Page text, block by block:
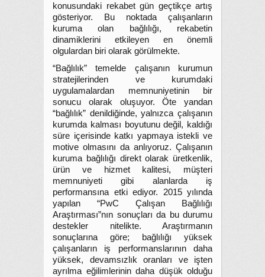
konusundaki rekabet gün geçtikçe artış
gösteriyor. Bu noktada çalışanların
kuruma olan bağlılığı, rekabetin
dinamiklerini etkileyen en önemli
olgulardan biri olarak görülmekte.
“Bağlılık” temelde çalışanın kurumun
stratejilerinden ve kurumdaki
uygulamalardan memnuniyetinin bir
sonucu olarak oluşuyor. Öte yandan
“bağlılık” denildiğinde, yalnızca çalışanın
kurumda kalması boyutunu değil, kaldığı
süre içerisinde katkı yapmaya istekli ve
motive olmasını da anlıyoruz. Çalışanın
kuruma bağlılığı direkt olarak üretkenlik,
ürün ve hizmet kalitesi, müşteri
memnuniyeti gibi alanlarda iş
performansına etki ediyor. 2015 yılında
yapılan “PwC Çalışan Bağlılığı
Araştırması”nın sonuçları da bu durumu
destekler nitelikte. Araştırmanın
sonuçlarına göre; bağlılığı yüksek
çalışanların iş performanslarının daha
yüksek, devamsızlık oranları ve işten
ayrılma eğilimlerinin daha düşük olduğu